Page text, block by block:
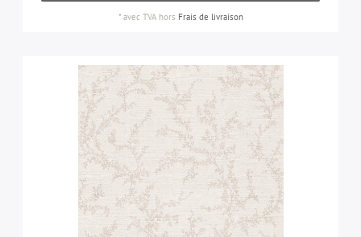
*avec TVAhors Frais de livraison